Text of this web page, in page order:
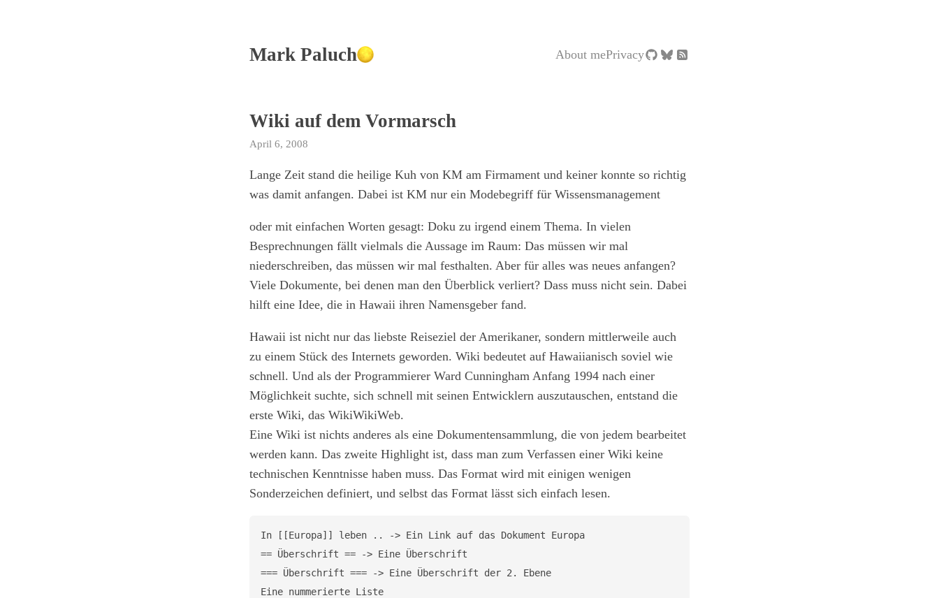
Mark Paluch About mePrivacy
Wiki auf dem Vormarsch
April 6, 2008
Lange Zeit stand die heilige Kuh von KM am Firmament und keiner konnte so richtig
was damit anfangen. Dabei ist KM nur ein Modebegriff für Wissensmanagement
oder mit einfachen Worten gesagt: Doku zu irgend einem Thema. In vielen
Besprechnungen fällt vielmals die Aussage im Raum: Das müssen wir mal
niederschreiben, das müssen wir mal festhalten. Aber für alles was neues anfangen?
Viele Dokumente, bei denen man den Überblick verliert? Dass muss nicht sein. Dabei
hilft eine Idee, die in Hawaii ihren Namensgeber fand.
Hawaii ist nicht nur das liebste Reiseziel der Amerikaner, sondern mittlerweile auch
zu einem Stück des Internets geworden. Wiki bedeutet auf Hawaiianisch soviel wie
schnell. Und als der Programmierer Ward Cunningham Anfang 1994 nach einer
Möglichkeit suchte, sich schnell mit seinen Entwicklern auszutauschen, entstand die
erste Wiki, das WikiWikiWeb.
Eine Wiki ist nichts anderes als eine Dokumentensammlung, die von jedem bearbeitet
werden kann. Das zweite Highlight ist, dass man zum Verfassen einer Wiki keine
technischen Kenntnisse haben muss. Das Format wird mit einigen wenigen
Sonderzeichen definiert, und selbst das Format lässt sich einfach lesen.
In [[Europa]] leben .. -> Ein Link auf das Dokument Europa
== Überschrift == -> Eine Überschrift
=== Überschrift === -> Eine Überschrift der 2. Ebene
Eine nummerierte Liste